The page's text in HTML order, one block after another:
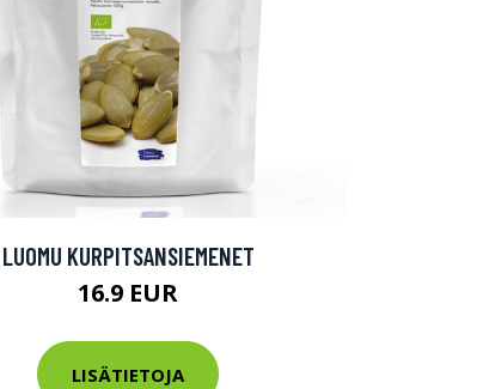
LUOMU KURPITSANSIEMENET
16.9 EUR
LISÄTIETOJA